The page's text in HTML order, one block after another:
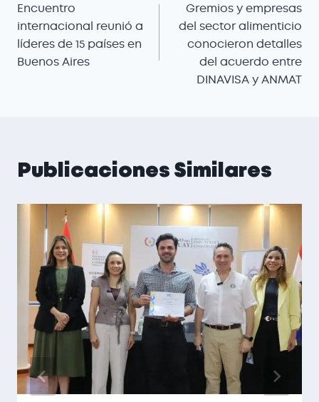
Encuentro
internacional reunió a
líderes de 15 países en
Buenos Aires
Gremios y empresas
del sector alimenticio
conocieron detalles
del acuerdo entre
DINAVISA y ANMAT
Publicaciones Similares